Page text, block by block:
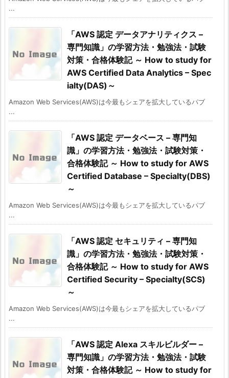
...
「AWS 認定 データアナリティクス –
専門知識」の学習方法・勉強法・試験
対策・合格体験記 ～ How to study for
AWS Certified Data Analytics – Spec
ialty(DAS)～
Amazon Web Services(AWS)は今最もシェアを拡大しているパブ
...
「AWS 認定 データベース – 専門知
識」の学習方法・勉強法・試験対策・
合格体験記 ～ How to study for AWS
Certified Database – Specialty(DBS)
～
Amazon Web Services(AWS)は今最もシェアを拡大しているパブ
...
「AWS 認定 セキュリティ – 専門知
識」の学習方法・勉強法・試験対策・
合格体験記 ～ How to study for AWS
Certified Security – Specialty(SCS)
～
Amazon Web Services(AWS)は今最もシェアを拡大しているパブ
...
「AWS 認定 Alexa スキルビルダー –
専門知識」の学習方法・勉強法・試験
対策・合格体験記 ～ How to study for